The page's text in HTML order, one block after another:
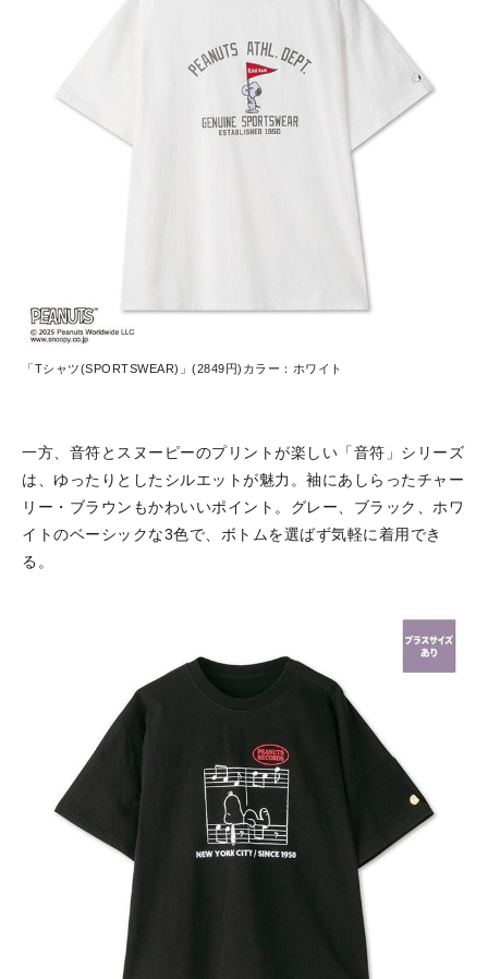
「Tシャツ(SPORTSWEAR)」(2849円)カラー：ホワイト
一方、音符とスヌーピーのプリントが楽しい「音符」シリーズ
は、ゆったりとしたシルエットが魅力。袖にあしらったチャー
リー・ブラウンもかわいいポイント。グレー、ブラック、ホワ
イトのベーシックな3色で、ボトムを選ばず気軽に着用でき
る。